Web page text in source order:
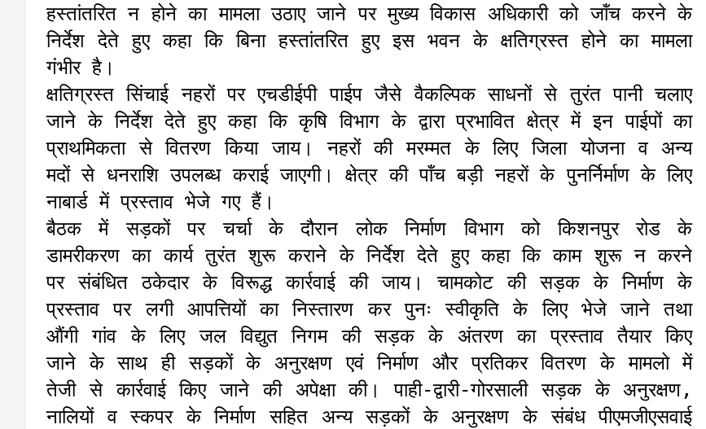
हस्तांतरित न होने का मामला उठाए जाने पर मुख्य विकास अधिकारी को जॉंच करने के
निर्देश देते हुए कहा कि बिना हस्तांतरित हुए इस भवन के क्षतिग्रस्त होने का मामला
गंभीर है।
क्षतिग्रस्त सिंचाई नहरों पर एचडीईपी पाईप जैसे वैकल्पिक साधनों से तुरंत पानी चलाए
जाने के निर्देश देते हुए कहा कि कृषि विभाग के द्वारा प्रभावित क्षेत्र में इन पाईपों का
प्राथमिकता से वितरण किया जाय। नहरों की मरम्मत के लिए जिला योजना व अन्य
मदों से धनराशि उपलब्ध कराई जाएगी। क्षेत्र की पॉंच बड़ी नहरों के पुनर्निर्माण के लिए
नाबार्ड में प्रस्ताव भेजे गए हैं।
बैठक में सड़कों पर चर्चा के दौरान लोक निर्माण विभाग को किशनपुर रोड के
डामरीकरण का कार्य तुरंत शुरू कराने के निर्देश देते हुए कहा कि काम शुरू न करने
पर संबंधित ठकेदार के विरूद्ध कार्रवाई की जाय। चामकोट की सड़क के निर्माण के
प्रस्ताव पर लगी आपत्तियों का निस्तारण कर पुनः स्वीकृति के लिए भेजे जाने तथा
औंगी गांव के लिए जल विद्युत निगम की सड़क के अंतरण का प्रस्ताव तैयार किए
जाने के साथ ही सड़कों के अनुरक्षण एवं निर्माण और प्रतिकर वितरण के मामलो में
तेजी से कार्रवाई किए जाने की अपेक्षा की। पाही-द्वारी-गोरसाली सड़क के अनुरक्षण,
नालियों व स्कपर के निर्माण सहित अन्य सड़कों के अनुरक्षण के संबंध पीएमजीएसवाई